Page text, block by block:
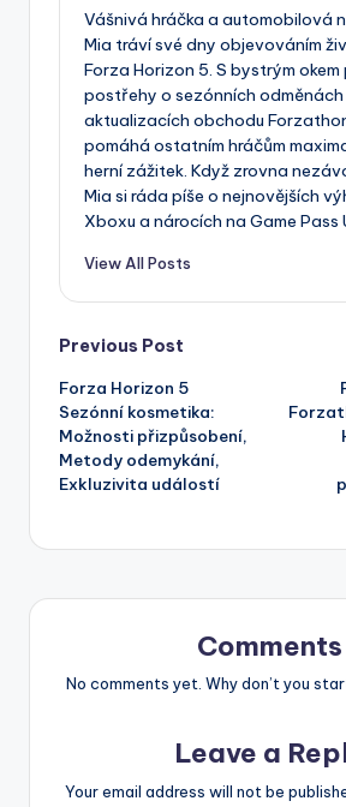
Vášnivá hráčka a automobilová
Mia tráví své dny objevováním
Forza Horizon 5. S bystrým
postřehy o sezónních
aktualizacích obchodu
pomáhá ostatním hráčům
herní zážitek. Když zrovna
Mia si ráda píše o nejnovějších
Xboxu a nárocích na Game Pass
View All Posts
Post
navigation
Previous Post
Forza Horizon 5
Sezónní kosmetika:
Možnosti přizpůsobení,
Metody odemykání,
Exkluzivita událostí
Comments
No comments yet. Why don’t you
Leave a
Your email address will not be